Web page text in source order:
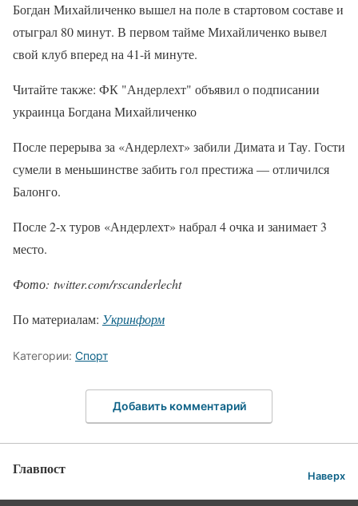
Богдан Михайличенко вышел на поле в стартовом составе и
отыграл 80 минут. В первом тайме Михайличенко вывел
свой клуб вперед на 41-й минуте.
Читайте также: ФК "Андерлехт" объявил о подписании
украинца Богдана Михайличенко
После перерыва за «Андерлехт» забили Димата и Тау. Гости
сумели в меньшинстве забить гол престижа — отличился
Балонго.
После 2-х туров «Андерлехт» набрал 4 очка и занимает 3
место.
Фото: twitter.com/rscanderlecht
По материалам: Укринформ
Категории: Спорт
Добавить комментарий
Главпост Наверх